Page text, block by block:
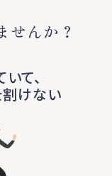
せんか？
て、
けない